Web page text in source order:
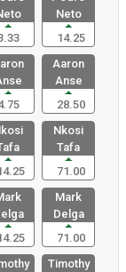
Neto
14.25
Aaron
Anse
28.50
Nkosi
Tafa
71.00
Mark
Delga
71.00
Timothy